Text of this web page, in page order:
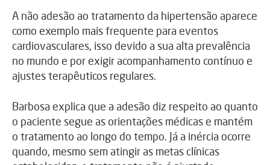
A não adesão ao tratamento da hipertensão aparece
como exemplo mais frequente para eventos
cardiovasculares, isso devido a sua alta prevalência
no mundo e por exigir acompanhamento contínuo e
ajustes terapêuticos regulares.
Barbosa explica que a adesão diz respeito ao quanto
o paciente segue as orientações médicas e mantém
o tratamento ao longo do tempo. Já a inércia ocorre
quando, mesmo sem atingir as metas clínicas